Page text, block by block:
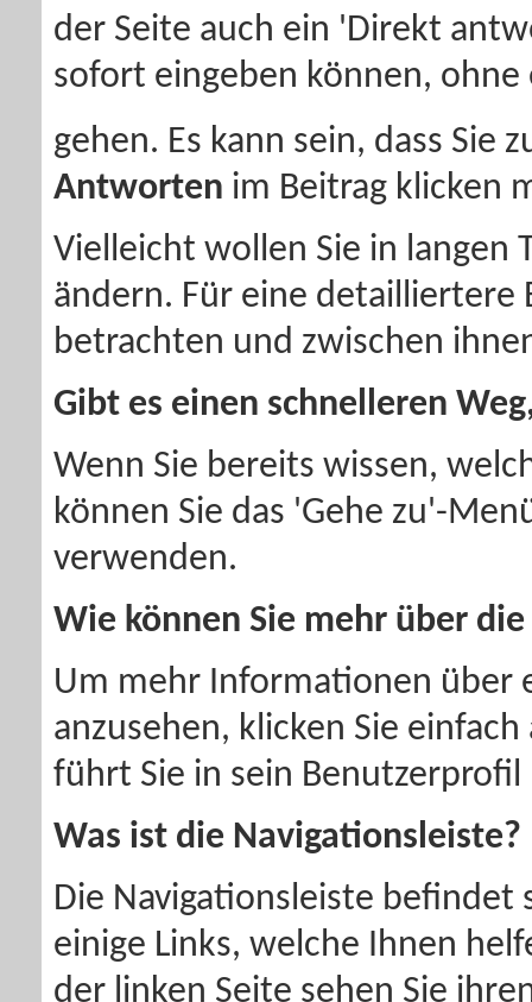
der Seite auch ein 'Direkt
sofort eingeben können,
gehen. Es kann sein, dass Sie
Antworten im Beitrag klicken
Vielleicht wollen Sie in langen
ändern. Für eine detailliertere
betrachten und zwischen
Gibt es einen schnelleren
Wenn Sie bereits wissen,
können Sie das 'Gehe zu'-
verwenden.
Wie können Sie mehr über
Um mehr Informationen über
anzusehen, klicken Sie
führt Sie in sein Benutzerprofil
Was ist die Navigationsleiste?
Die Navigationsleiste befindet
einige Links, welche Ihnen
der linken Seite sehen Sie